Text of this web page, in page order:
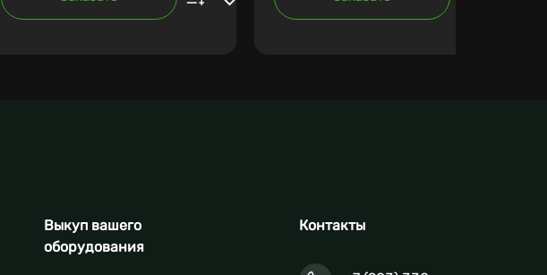
Выкуп вашего
оборудования
Контакты